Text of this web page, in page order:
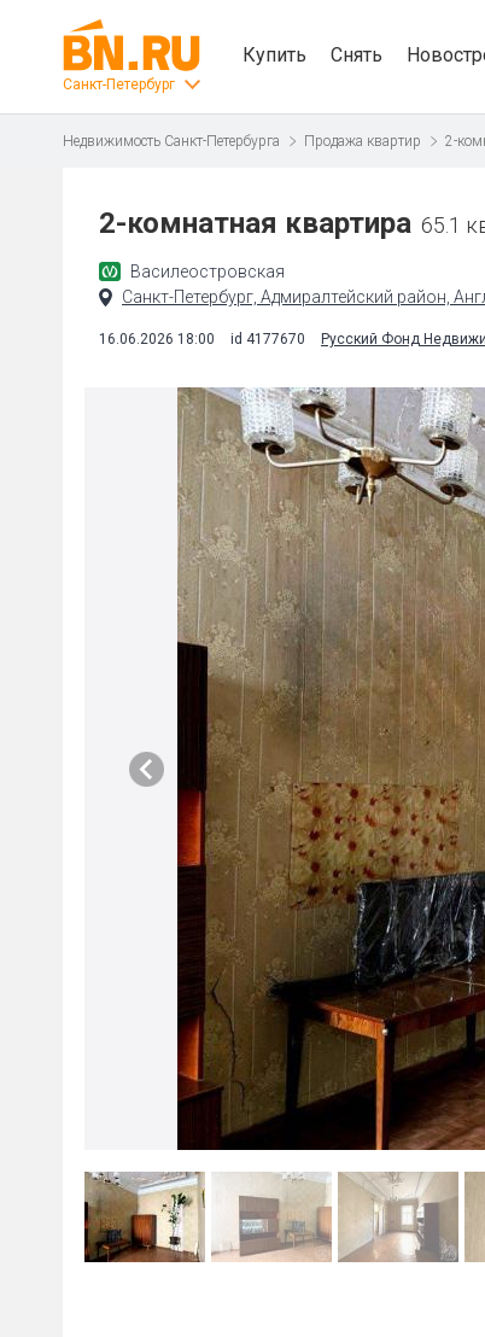
Санкт-Петербург
Купить Снять
Недвижимость Санкт-Петербурга Продажа квартир 2-
2-комнатная квартира 65.1
Василеостровская
Санкт-Петербург, Адмиралтейский район,
16.06.2026 18:00 id 4177670 Русский Фонд